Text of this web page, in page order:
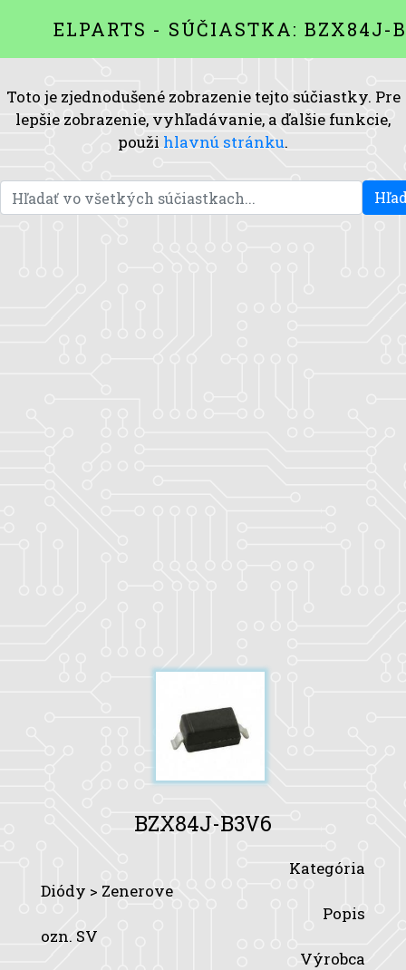
ELPARTS - SÚČIASTKA: BZX84J-
Toto je zjednodušené zobrazenie tejto súčiastky. Pre
lepšie zobrazenie, vyhľadávanie, a ďalšie funkcie,
použi hlavnú stránku.
BZX84J-B3V6
Kategória
Diódy > Zenerove
Popis
ozn. SV
Výrobca